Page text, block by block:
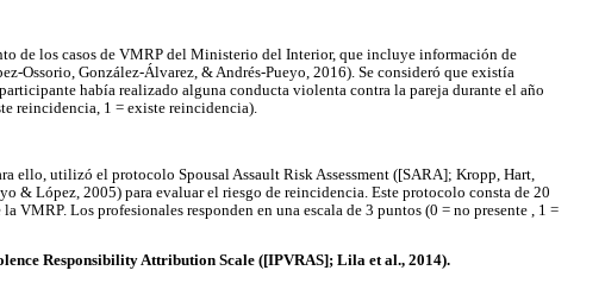
de los casos de VMRP del Ministerio del Interior, que incluye información de
Ossorio, González-Álvarez, & Andrés-Pueyo, 2016). Se consideró que existía
había realizado alguna conducta violenta contra la pareja durante el año
reincidencia, 1 = existe reincidencia).
ello, utilizó el protocolo Spousal Assault Risk Assessment ([SARA]; Kropp, Hart,
& López, 2005) para evaluar el riesgo de reincidencia. Este protocolo consta de 20
VMRP. Los profesionales responden en una escala de 3 puntos (0 = no presente , 1 =
Responsibility Attribution Scale ([IPVRAS]; Lila et al., 2014).